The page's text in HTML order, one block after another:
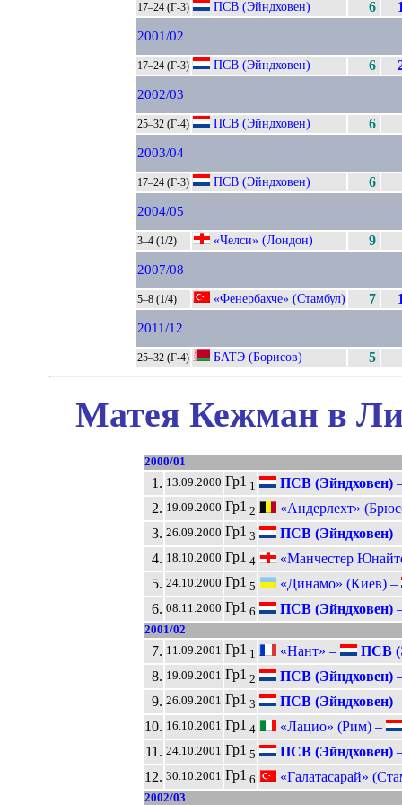
17–24 (Г-3) ПСВ (Эйндховен) 6
2001/02
17–24 (Г-3) ПСВ (Эйндховен) 6
2002/03
25–32 (Г-4) ПСВ (Эйндховен) 6
2003/04
17–24 (Г-3) ПСВ (Эйндховен) 6
2004/05
3–4 (1/2) «Челси» (Лондон) 9
2007/08
5–8 (1/4) «Фенербахче» (Стамбул) 7
2011/12
25–32 (Г-4) БАТЭ (Борисов) 5
Матея Кежман в
2000/01
1. 13.09.2000 Гр1 1 ПСВ (Эйндховен)
2. 19.09.2000 Гр1 2
«Андерлехт»
3. 26.09.2000 Гр1 3 ПСВ (Эйндховен)
4. 18.10.2000 Гр1 4
«Манчестер
5. 24.10.2000 Гр1 5
«Динамо» (Киев) –
6. 08.11.2000 Гр1 6 ПСВ (Эйндховен)
2001/02
7. 11.09.2001 Гр1 1 «Нант» –
ПСВ
8. 19.09.2001 Гр1 2 ПСВ (Эйндховен)
9. 26.09.2001 Гр1 3 ПСВ (Эйндховен)
10. 16.10.2001 Гр1 4
«Лацио» (Рим) –
11. 24.10.2001 Гр1 5 ПСВ (Эйндховен)
12. 30.10.2001 Гр1 6 «Галатасарай»
2002/03